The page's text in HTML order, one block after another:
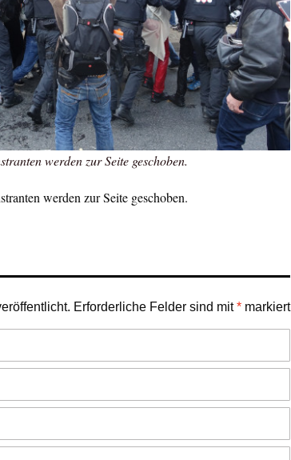
werden zur Seite geschoben.
werden zur Seite geschoben.
Erforderliche Felder sind mit* markiert